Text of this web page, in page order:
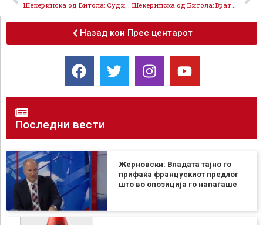
Шекеринска од Битола: Судиите и обвинителите кои застаруваа случаи ќе бидат разрешени и казнети Шекеринска од Битола: Вративме стотици милиони евра кај граѓаните, парите се од граѓаните, за граѓаните
Назад кон Прес центарот
Последни вести
Жерновски: Владата тајно го
прифаќа францускиот предлог
што во опозиција го напаѓаше